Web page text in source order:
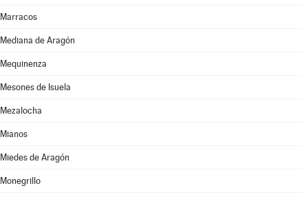
Marracos
Mediana de Aragón
Mequinenza
Mesones de Isuela
Mezalocha
Mianos
Miedes de Aragón
Monegrillo